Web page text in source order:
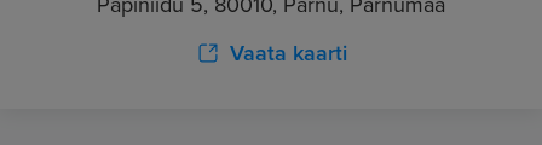
Vaata kaarti